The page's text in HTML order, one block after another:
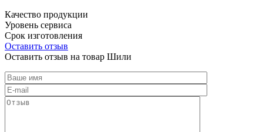
Качество продукции
Уровень сервиса
Срок изготовления
Оставить отзыв
Оставить отзыв на товар Шили